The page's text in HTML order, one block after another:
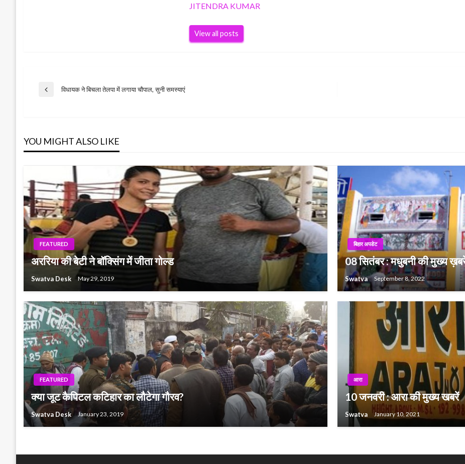
JITENDRA KUMAR
View all posts
Post
Previous
विधायक ने बिचला तेलपा में लगाया चौपाल, सुनी समस्याएं
YOU MIGHT ALSO LIKE
FEATURED
अररिया की बेटी ने बॉक्सिंग में जीता गोल्ड
Swatva Desk May 29, 2019
बिहार अपडेट
08 सितंबर : मधुबनी की मुख्य
Swatva September 8, 2022
FEATURED
क्या जूट कैपिटल कटिहार का लौटेगा गौरव?
Swatva Desk January 23, 2019
आरा
10 जनवरी : आरा की मुख्य खबरें
Swatva January 10, 2021